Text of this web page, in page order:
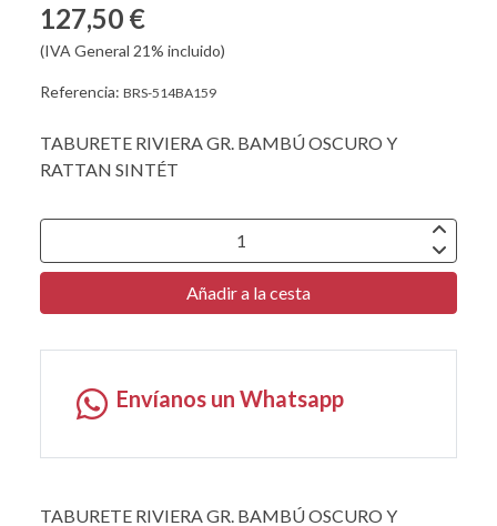
127,50 €
(IVA General 21% incluido)
Referencia: BRS-514BA159
TABURETE RIVIERA GR. BAMBÚ OSCURO Y
RATTAN SINTÉT
Añadir a la cesta
Envíanos un Whatsapp
TABURETE RIVIERA GR. BAMBÚ OSCURO Y